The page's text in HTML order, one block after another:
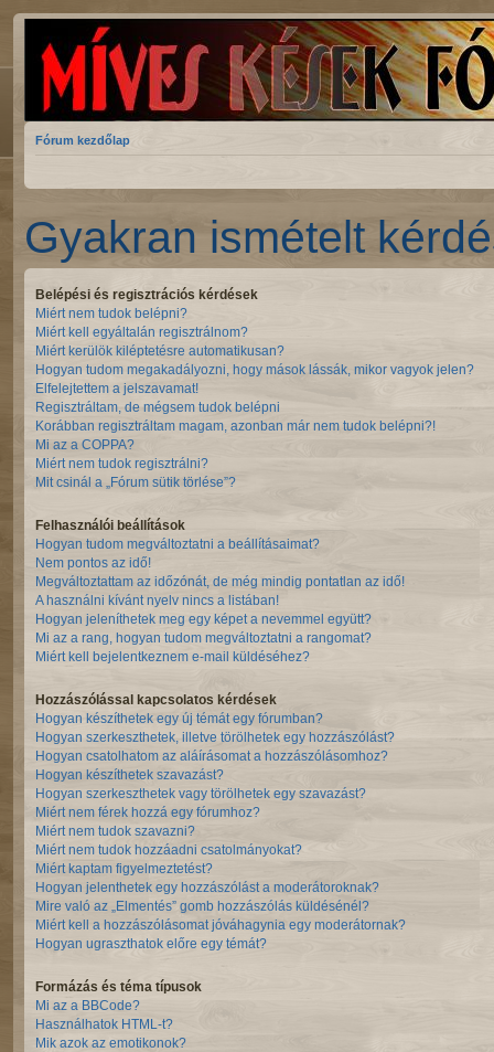
Fórum kezdőlap
Gyakran ismételt
Belépési és regisztrációs kérdések
Miért nem tudok belépni?
Miért kell egyáltalán regisztrálnom?
Miért kerülök kiléptetésre automatikusan?
Hogyan tudom megakadályozni, hogy mások lássák, mikor vagyok jelen?
Elfelejtettem a jelszavamat!
Regisztráltam, de mégsem tudok belépni
Korábban regisztráltam magam, azonban már nem tudok belépni?!
Mi az a COPPA?
Miért nem tudok regisztrálni?
Mit csinál a „Fórum sütik törlése”?
Felhasználói beállítások
Hogyan tudom megváltoztatni a beállításaimat?
Nem pontos az idő!
Megváltoztattam az időzónát, de még mindig pontatlan az idő!
A használni kívánt nyelv nincs a listában!
Hogyan jeleníthetek meg egy képet a nevemmel együtt?
Mi az a rang, hogyan tudom megváltoztatni a rangomat?
Miért kell bejelentkeznem e-mail küldéséhez?
Hozzászólással kapcsolatos kérdések
Hogyan készíthetek egy új témát egy fórumban?
Hogyan szerkeszthetek, illetve törölhetek egy hozzászólást?
Hogyan csatolhatom az aláírásomat a hozzászólásomhoz?
Hogyan készíthetek szavazást?
Hogyan szerkeszthetek vagy törölhetek egy szavazást?
Miért nem férek hozzá egy fórumhoz?
Miért nem tudok szavazni?
Miért nem tudok hozzáadni csatolmányokat?
Miért kaptam figyelmeztetést?
Hogyan jelenthetek egy hozzászólást a moderátoroknak?
Mire való az „Elmentés” gomb hozzászólás küldésénél?
Miért kell a hozzászólásomat jóváhagynia egy moderátornak?
Hogyan ugraszthatok előre egy témát?
Formázás és téma típusok
Mi az a BBCode?
Használhatok HTML-t?
Mik azok az emotikonok?